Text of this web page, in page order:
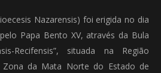
Nazarensis) foi erigida no dia
Papa Bento XV, através da Bula
Recifensis”, situada na Região
da Mata Norte do Estado de